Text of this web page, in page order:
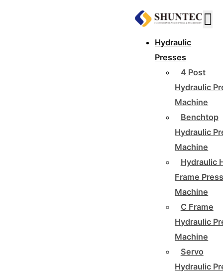
Hydraulic
Presses
4 Post
Hydraulic
Machine
Benchtop
Hydraulic
Machine
Hydraulic
Frame
Machine
C Frame
Hydraulic
Machine
Servo
Hydraulic